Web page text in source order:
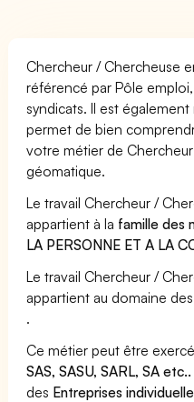
Chercheur / Chercheuse
référencé par Pôle
syndicats. Il est
permet de bien
votre métier de
géomatique.
Le travail Chercheur /
appartient à la famille des
LA PERSONNE ET A LA
Le travail Chercheur /
appartient au domaine
.
Ce métier peut être
SAS, SASU, SARL, SA etc..
des Entreprises